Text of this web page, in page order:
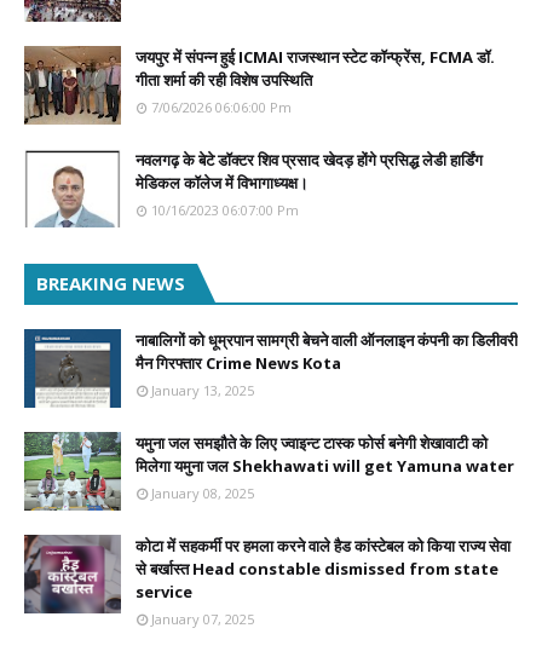
जयपुर में संपन्न हुई ICMAI राजस्थान स्टेट कॉन्फ्रेंस, FCMA डॉ.
गीता शर्मा की रही विशेष उपस्थिति
7/06/2026 06:06:00 Pm
नवलगढ़ के बेटे डॉक्टर शिव प्रसाद खेदड़ होंगे प्रसिद्ध लेडी हार्डिंग
मेडिकल कॉलेज में विभागाध्यक्ष।
10/16/2023 06:07:00 Pm
BREAKING NEWS
नाबालिगों को धूम्रपान सामग्री बेचने वाली ऑनलाइन कंपनी का डिलीवरी
मैन गिरफ्तार Crime News Kota
January 13, 2025
यमुना जल समझौते के लिए ज्वाइन्ट टास्क फोर्स बनेगी शेखावाटी को
मिलेगा यमुना जल Shekhawati will get Yamuna water
January 08, 2025
कोटा में सहकर्मी पर हमला करने वाले हैड कांस्टेबल को किया राज्य सेवा
से बर्खास्त Head constable dismissed from state
service
January 07, 2025